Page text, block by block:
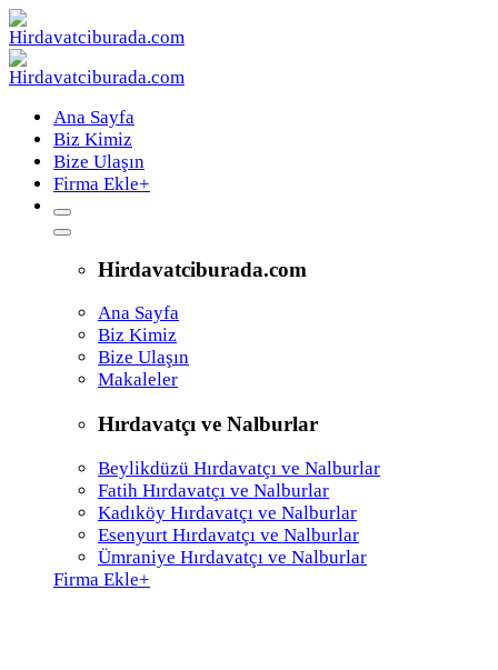
Ana Sayfa
Biz Kimiz
Bize Ulaşın
Firma Ekle+
Hirdavatciburada.com
Ana Sayfa
Biz Kimiz
Bize Ulaşın
Makaleler
Hırdavatçı ve Nalburlar
Beylikdüzü Hırdavatçı ve Nalburlar
Fatih Hırdavatçı ve Nalburlar
Kadıköy Hırdavatçı ve Nalburlar
Esenyurt Hırdavatçı ve Nalburlar
Ümraniye Hırdavatçı ve Nalburlar
Firma Ekle+